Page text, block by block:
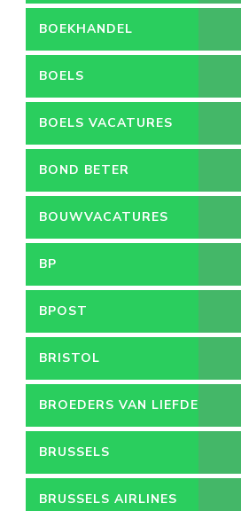
BOEKHANDEL
BOELS
BOELS VACATURES
BOND BETER
LEEFMILIEU
BOUWVACATURES
BP
BPOST
BRISTOL
BROEDERS VAN LIEFDE
BRUSSELS
BRUSSELS AIRLINES